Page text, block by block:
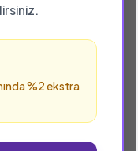
%2 ekstra